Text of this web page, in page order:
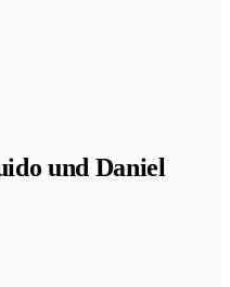
und Daniel